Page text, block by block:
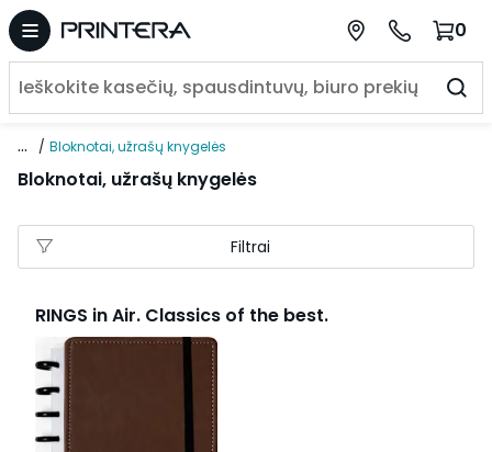
0
... Bloknotai, užrašų knygelės
Bloknotai, užrašų knygelės
Filtrai
RINGS in Air. Classics of the best.